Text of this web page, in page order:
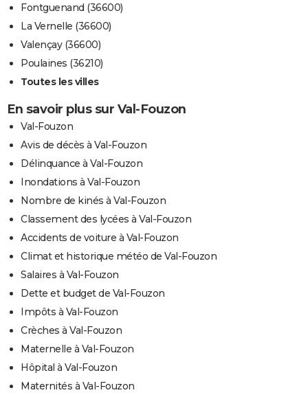
Fontguenand (36600)
La Vernelle (36600)
Valençay (36600)
Poulaines (36210)
Toutes les villes
En savoir plus sur Val-Fouzon
Val-Fouzon
Avis de décès à Val-Fouzon
Délinquance à Val-Fouzon
Inondations à Val-Fouzon
Nombre de kinés à Val-Fouzon
Classement des lycées à Val-Fouzon
Accidents de voiture à Val-Fouzon
Climat et historique météo de Val-Fouzon
Salaires à Val-Fouzon
Dette et budget de Val-Fouzon
Impôts à Val-Fouzon
Crèches à Val-Fouzon
Maternelle à Val-Fouzon
Hôpital à Val-Fouzon
Maternités à Val-Fouzon